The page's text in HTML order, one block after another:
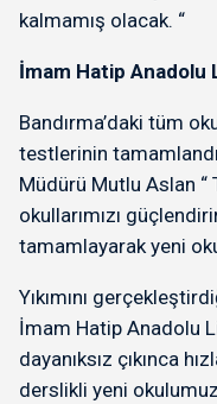
kalmamış olacak. “
İmam Hatip Anadolu
Bandırma’daki tüm
testlerinin
Müdürü Mutlu Aslan “
okullarımızı
tamamlayarak yeni
Yıkımını
İmam Hatip Anadolu
dayanıksız çıkınca
derslikli yeni